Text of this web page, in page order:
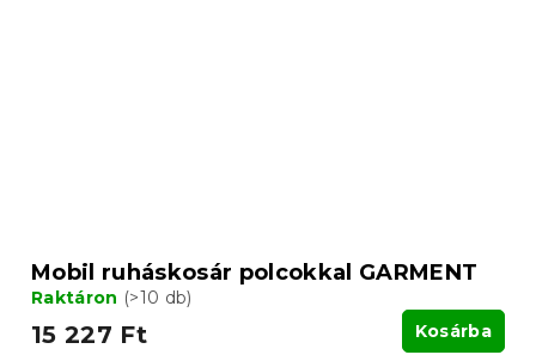
Mobil ruháskosár polcokkal GARMENT
Raktáron (>10 db)
15 227 Ft Kosárba